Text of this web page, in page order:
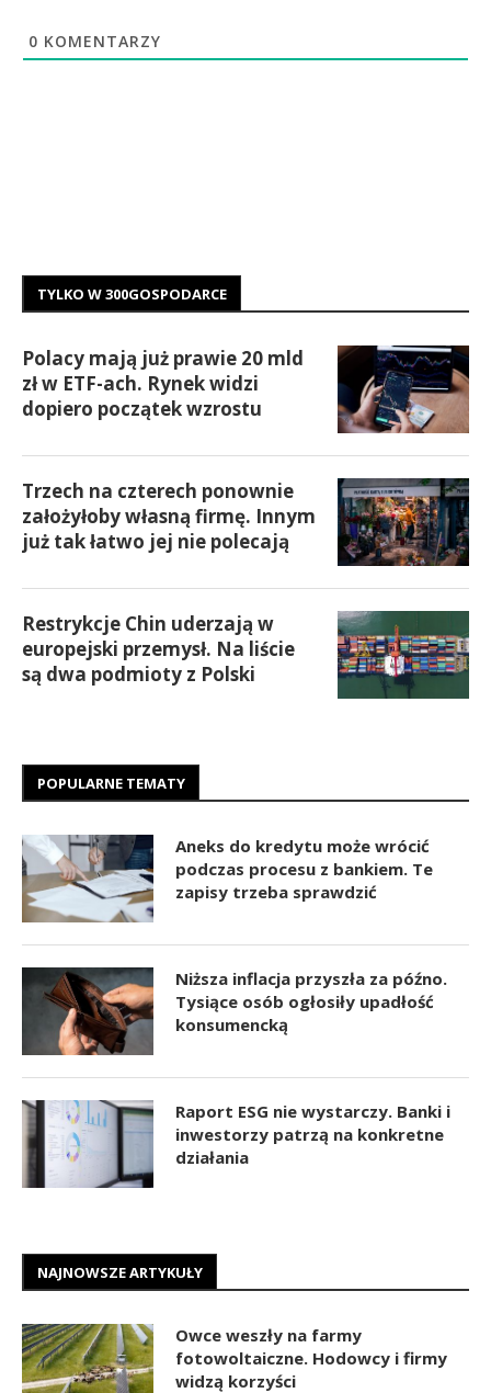
0 KOMENTARZY
TYLKO W 300GOSPODARCE
Polacy mają już prawie 20 mld
zł w ETF-ach. Rynek widzi
dopiero początek wzrostu
Trzech na czterech ponownie
założyłoby własną firmę. Innym
już tak łatwo jej nie polecają
Restrykcje Chin uderzają w
europejski przemysł. Na liście
są dwa podmioty z Polski
POPULARNE TEMATY
Aneks do kredytu może wrócić
podczas procesu z bankiem. Te
zapisy trzeba sprawdzić
Niższa inflacja przyszła za późno.
Tysiące osób ogłosiły upadłość
konsumencką
Raport ESG nie wystarczy. Banki i
inwestorzy patrzą na konkretne
działania
NAJNOWSZE ARTYKUŁY
Owce weszły na farmy
fotowoltaiczne. Hodowcy i firmy
widzą korzyści